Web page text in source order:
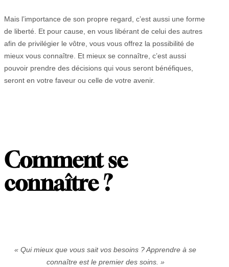
Mais l’importance de son propre regard, c’est aussi une forme
de liberté. Et pour cause, en vous libérant de celui des autres
afin de privilégier le vôtre, vous vous offrez la possibilité de
mieux vous connaître. Et mieux se connaître, c’est aussi
pouvoir prendre des décisions qui vous seront bénéfiques,
seront en votre faveur ou celle de votre avenir.
Comment se
connaître ?
« Qui mieux que vous sait vos besoins ? Apprendre à se
connaître est le premier des soins. »